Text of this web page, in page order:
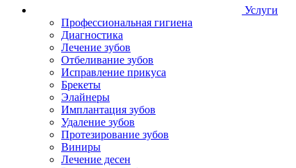
Услуги
Профессиональная гигиена
Диагностика
Лечение зубов
Отбеливание зубов
Исправление прикуса
Брекеты
Элайнеры
Имплантация зубов
Удаление зубов
Протезирование зубов
Виниры
Лечение десен